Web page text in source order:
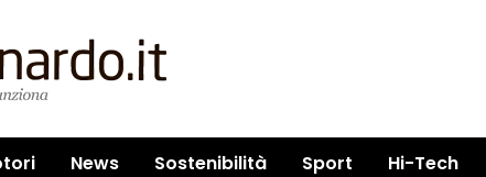
News Sostenibilità Sport Hi-Tech